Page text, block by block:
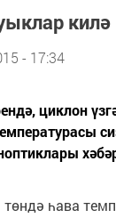
килә
- 17:34
циклон
һава